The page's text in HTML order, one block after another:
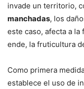
invade un territorio,
manchadas, los
este caso, afecta a
ende, la fruticultura
Como primera
establece el uso de